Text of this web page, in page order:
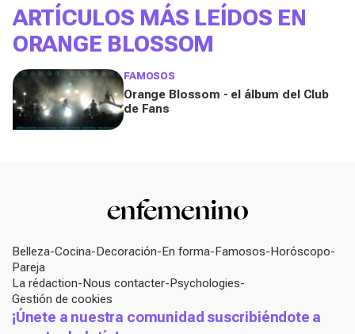
ARTÍCULOS MÁS LEÍDOS EN
ORANGE BLOSSOM
FAMOSOS
Orange Blossom - el álbum del Club
de Fans
Belleza Cocina Decoración En forma Famosos Horóscopo
Pareja
La rédaction Nous contacter Psychologies
Gestión de cookies
¡Únete a nuestra comunidad suscribiéndote a